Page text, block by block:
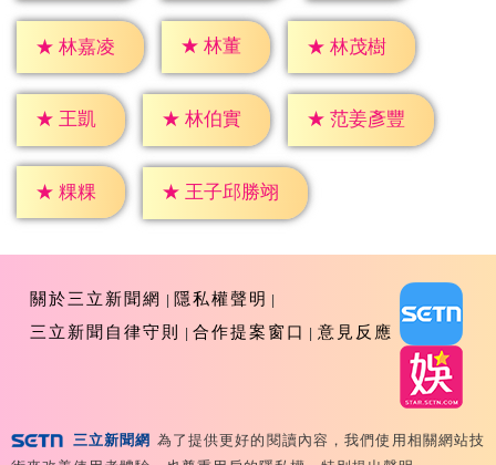
★ 林嘉凌 ★ 林董 ★ 林茂樹
★ 王凱 ★ 林伯實 ★ 范姜彥豐
★ 粿粿 ★ 王子邱勝翊
關於三立新聞網
隱私權聲明
三立新聞自律守則
合作提案窗口 意見反應
Copyright ©2026 Sanlih E-Television All Rights
三立新聞網 為了提供更好的閱讀內容，我們使用相關網站技